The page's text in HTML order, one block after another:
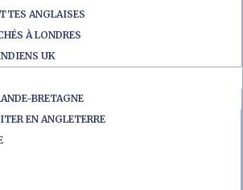
ANGLAISES
À LONDRES
UK
BRETAGNE
EN ANGLETERRE